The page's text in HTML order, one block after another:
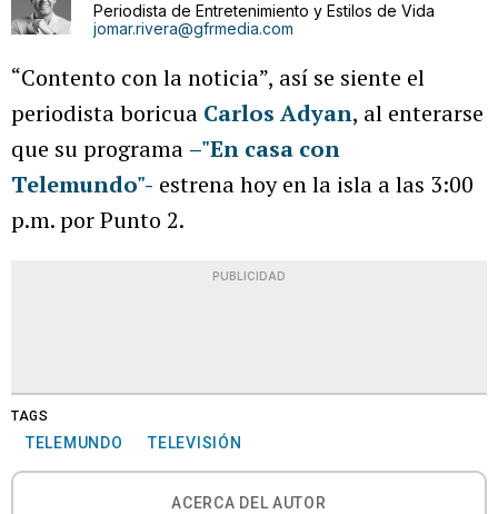
Periodista de Entretenimiento y Estilos de Vida
jomar.rivera@gfrmedia.com
“Contento con la noticia”, así se siente el
periodista boricua Carlos Adyan, al enterarse
que su programa –"En casa con
Telemundo"- estrena hoy en la isla a las 3:00
p.m. por Punto 2.
PUBLICIDAD
TAGS
TELEMUNDO TELEVISIÓN
ACERCA DEL AUTOR